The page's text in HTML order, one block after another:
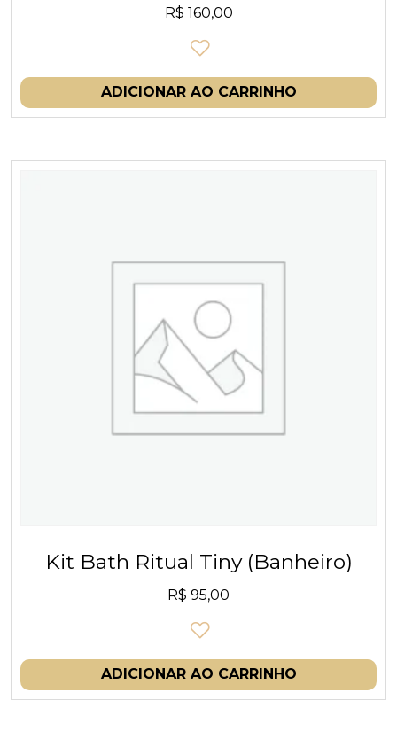
R$ 160,00
ADICIONAR AO CARRINHO
Kit Bath Ritual Tiny (Banheiro)
R$ 95,00
ADICIONAR AO CARRINHO